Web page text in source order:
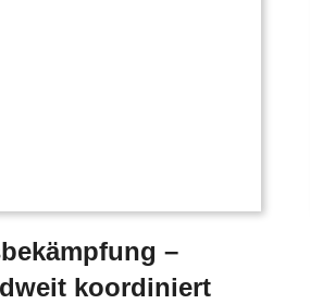
–
koordiniert